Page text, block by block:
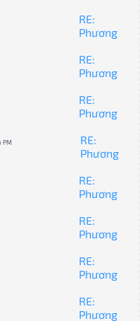
RE:
Phương
RE:
Phương
RE:
Phương
PM
RE:
Phương
RE:
Phương
RE:
Phương
RE:
Phương
RE:
Phương